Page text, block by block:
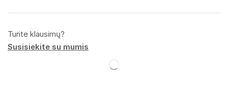
Turite klausimų?
Susisiekite su mumis